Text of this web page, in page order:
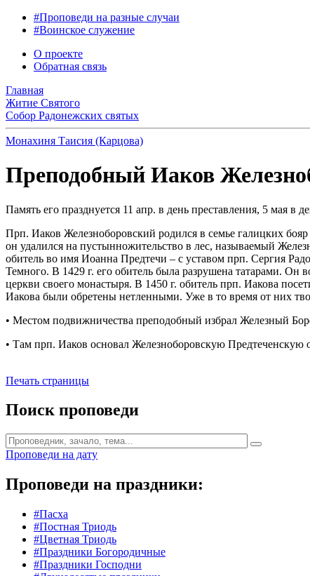
#Проповеди на разные случаи
#Воинское служение
О проекте
Обратная связь
Главная
Житие Святого
Собор Радонежских святых
Монахиня Таисия (Карцова)
Преподобный Иаков
Память его празднуется 11 апр. в день преставления, 5 мая
Прп. Иаков Железноборовский родился в семье галицких
он удалился на пустынножительство в лес, называемый
обитель во имя Иоанна Предтечи – с уставом прп. Сергия
Темного. В 1429 г. его обитель была разрушена татарами. Он
церкви своего монастыря. В 1450 г. обитель прп. Иакова
Иакова были обретены нетленными. Уже в то время от них
• Местом подвижничества преподобный избрал Железный
• Там прп. Иаков основал Железноборовскую Предтеченскую
Печать страницы
Поиск проповеди
Проповеди на дату
Проповеди на праздники:
#Пасха
#Постная Триодь
#Цветная Триодь
#Праздники Богородичные
#Праздники Господни